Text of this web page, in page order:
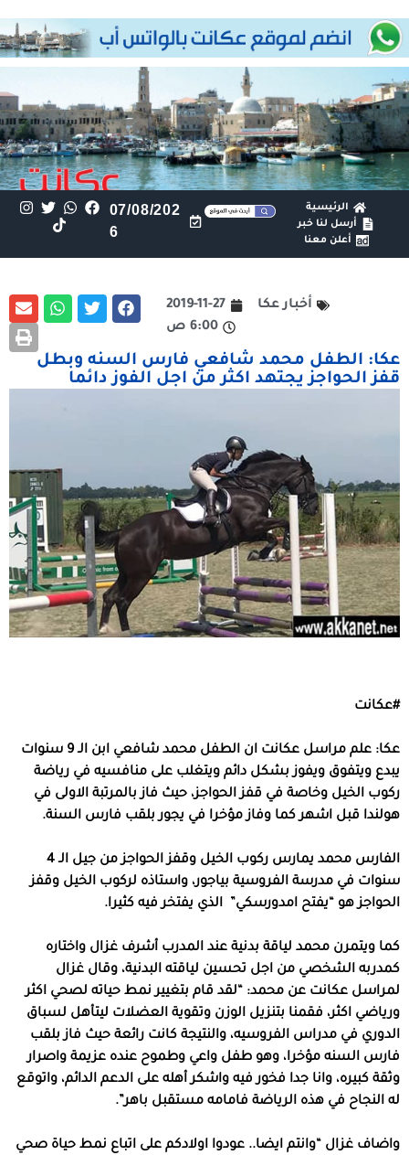
الرئيسية
أرسل لنا خبر
أعلن معنا
07/08/202
6
أخبار عكا
2019-11-27
6:00 ص
عكا: الطفل محمد شافعي فارس السنه وبطل
قفز الحواجز يجتهد اكثر من اجل الفوز دائما
#عكانت
عكا: علم مراسل عكانت ان الطفل محمد شافعي ابن الـ 9 سنوات
يبدع ويتفوق ويفوز بشكل دائم ويتغلب على منافسيه في رياضة
ركوب الخيل وخاصة في قفز الحواجز، حيث فاز بالمرتبة الاولى في
هولندا قبل اشهر كما وفاز مؤخرا في يجور بلقب فارس السنة.
الفارس محمد يمارس ركوب الخيل وقفز الحواجز من جيل الـ 4
سنوات في مدرسة الفروسية بياجور، واستاذه لركوب الخيل وقفز
الحواجز هو “يفتح امدورسكي” الذي يفتخر فيه كثيرا.
كما ويتمرن محمد لياقة بدنية عند المدرب أشرف غزال واختاره
كمدربه الشخصي من اجل تحسين لياقته البدنية، وقال غزال
لمراسل عكانت عن محمد: “لقد قام بتغيير نمط حياته لصحي اكثر
ورياضي اكثر، فقمنا بتنزيل الوزن وتقوية العضلات ليتأهل لسباق
الدوري في مدراس الفروسيه، والنتيجة كانت رائعة حيث فاز بلقب
فارس السنه مؤخرا، وهو طفل واعي وطموح عنده عزيمة واصرار
وثقة كبيره، وانا جدا فخور فيه واشكر أهله على الدعم الدائم، واتوقع
له النجاح في هذه الرياضة فامامه مستقبل باهر”.
واضاف غزال “وانتم ايضا.. عودوا اولادكم على اتباع نمط حياة صحي